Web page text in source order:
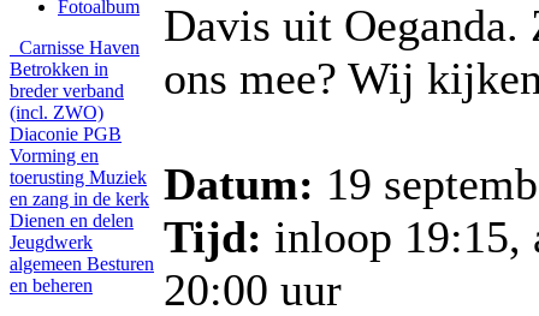
Fotoalbum
Carnisse Haven
Betrokken in
breder verband
(incl. ZWO)
Diaconie PGB
Vorming en
toerusting Muziek
en zang in de kerk
Dienen en delen
Jeugdwerk
algemeen Besturen
en beheren
Davis uit Oeganda.
ons mee? Wij
Datum: 19
Tijd: inloop 19:15,
20:00 uur